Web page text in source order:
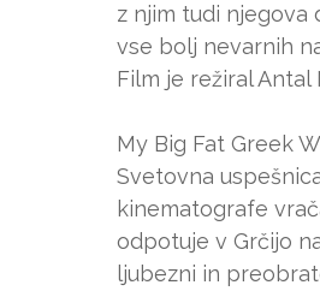
z njim tudi njegova
vse bolj nevarnih
Film je režiral Antal
My Big Fat Greek
Svetovna
kinematografe
odpotuje v Grčijo
ljubezni in